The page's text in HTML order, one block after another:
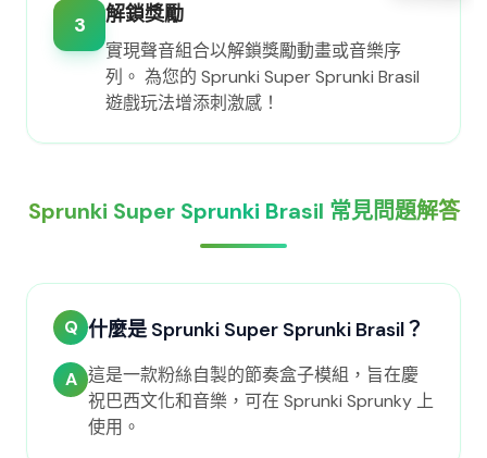
3 解鎖獎勵
實現聲音組合以解鎖獎勵動畫或音樂序
列。 為您的 Sprunki Super Sprunki Brasil
遊戲玩法增添刺激感！
Sprunki Super Sprunki Brasil 常見問題解答
Q 什麼是 Sprunki Super Sprunki Brasil？
A 這是一款粉絲自製的節奏盒子模組，旨在慶
祝巴西文化和音樂，可在 Sprunki Sprunky 上
使用。